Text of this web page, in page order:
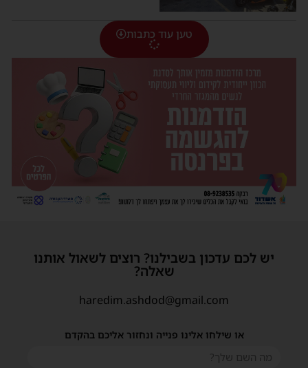
טען עוד כתבות
יש לכם עדכון בשבילנו? רוצים לשאול אותנו
שאלה?
haredim.ashdod@gmail.com
או שילחו אלינו פנייה ונחזור אליכם בהקדם